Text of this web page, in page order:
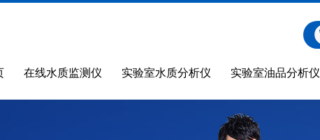
在线水质监测仪 实验室水质分析仪 实验室油品分析仪